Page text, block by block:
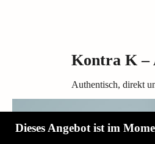
Kontra K –
Authentisch, direkt
Dieses Angebot ist im